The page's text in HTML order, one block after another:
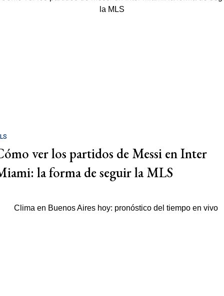
ver los partidos de Messi en Inter
la forma de seguir la MLS